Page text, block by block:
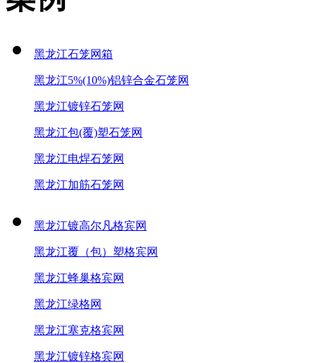
黑龙江石笼网箱
黑龙江5%(10%)铝锌合金石笼网
黑龙江镀锌石笼网
黑龙江包(覆)塑石笼网
黑龙江电焊石笼网
黑龙江加筋石笼网
黑龙江镀高尔凡格宾网
黑龙江覆（包）塑格宾网
黑龙江蜂巢格宾网
黑龙江绿格网
黑龙江塞克格宾网
黑龙江镀锌格宾网